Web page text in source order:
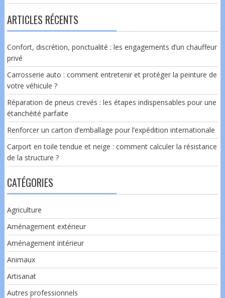
ARTICLES RÉCENTS
Confort, discrétion, ponctualité : les engagements d’un chauffeur
privé
Carrosserie auto : comment entretenir et protéger la peinture de
votre véhicule ?
Réparation de pneus crevés : les étapes indispensables pour une
étanchéité parfaite
Renforcer un carton d’emballage pour l’expédition internationale
Carport en toile tendue et neige : comment calculer la résistance
de la structure ?
CATÉGORIES
Agriculture
Aménagement extérieur
Aménagement intérieur
Animaux
Artisanat
Autres professionnels